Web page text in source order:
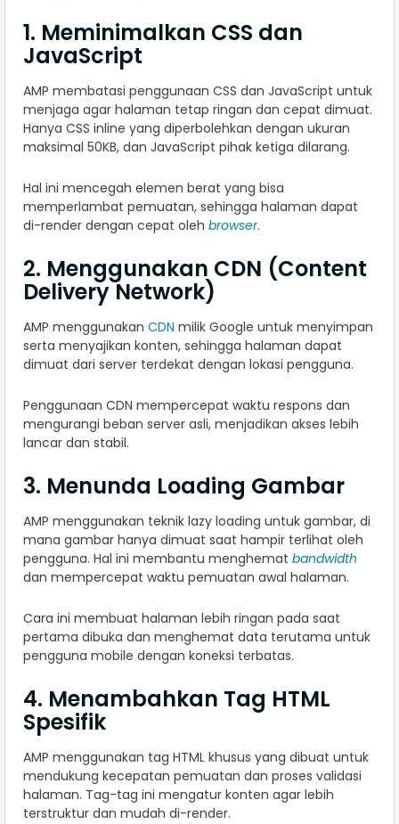
1. Meminimalkan CSS dan
JavaScript
AMP membatasi penggunaan CSS dan JavaScript untuk
menjaga agar halaman tetap ringan dan cepat dimuat.
Hanya CSS inline yang diperbolehkan dengan ukuran
maksimal 50KB, dan JavaScript pihak ketiga dilarang.
Hal ini mencegah elemen berat yang bisa
memperlambat pemuatan, sehingga halaman dapat
di-render dengan cepat oleh browser.
2. Menggunakan CDN (Content
Delivery Network)
AMP menggunakan CDN milik Google untuk menyimpan
serta menyajikan konten, sehingga halaman dapat
dimuat dari server terdekat dengan lokasi pengguna.
Penggunaan CDN mempercepat waktu respons dan
mengurangi beban server asli, menjadikan akses lebih
lancar dan stabil.
3. Menunda Loading Gambar
AMP menggunakan teknik lazy loading untuk gambar, di
mana gambar hanya dimuat saat hampir terlihat oleh
pengguna. Hal ini membantu menghemat bandwidth
dan mempercepat waktu pemuatan awal halaman.
Cara ini membuat halaman lebih ringan pada saat
pertama dibuka dan menghemat data terutama untuk
pengguna mobile dengan koneksi terbatas.
4. Menambahkan Tag HTML
Spesifik
AMP menggunakan tag HTML khusus yang dibuat untuk
mendukung kecepatan pemuatan dan proses validasi
halaman. Tag-tag ini mengatur konten agar lebih
terstruktur dan mudah di-render.